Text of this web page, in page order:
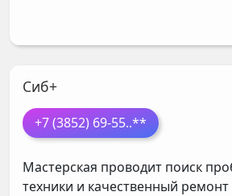
Сиб+
+7 (3852) 69-55..**
Мастерская проводит поиск
техники и качественный